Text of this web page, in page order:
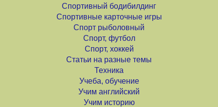
Спортивный бодибилдинг
Спортивные карточные игры
Спорт рыболовный
Спорт, футбол
Спорт, хоккей
Статьи на разные темы
Техника
Учеба, обучение
Учим английский
Учим историю